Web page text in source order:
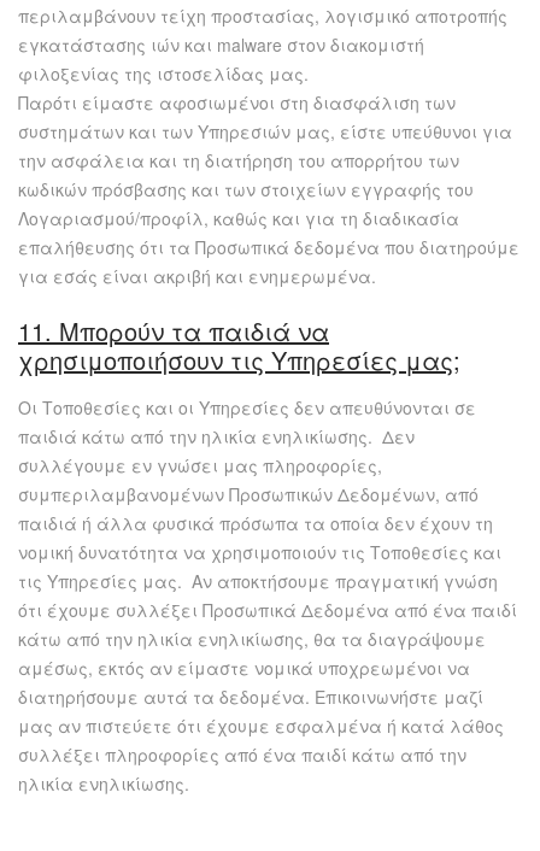
περιλαμβάνουν τείχη προστασίας, λογισμικό αποτροπής
εγκατάστασης ιών και malware στον διακομιστή
φιλοξενίας της ιστοσελίδας μας.
Παρότι είμαστε αφοσιωμένοι στη διασφάλιση των
συστημάτων και των Υπηρεσιών μας, είστε υπεύθυνοι για
την ασφάλεια και τη διατήρηση του απορρήτου των
κωδικών πρόσβασης και των στοιχείων εγγραφής του
Λογαριασμού/προφίλ, καθώς και για τη διαδικασία
επαλήθευσης ότι τα Προσωπικά δεδομένα που διατηρούμε
για εσάς είναι ακριβή και ενημερωμένα.
11. Μπορούν τα παιδιά να
χρησιμοποιήσουν τις Υπηρεσίες μας;
Οι Τοποθεσίες και οι Υπηρεσίες δεν απευθύνονται σε
παιδιά κάτω από την ηλικία ενηλικίωσης. Δεν
συλλέγουμε εν γνώσει μας πληροφορίες,
συμπεριλαμβανομένων Προσωπικών Δεδομένων, από
παιδιά ή άλλα φυσικά πρόσωπα τα οποία δεν έχουν τη
νομική δυνατότητα να χρησιμοποιούν τις Τοποθεσίες και
τις Υπηρεσίες μας. Αν αποκτήσουμε πραγματική γνώση
ότι έχουμε συλλέξει Προσωπικά Δεδομένα από ένα παιδί
κάτω από την ηλικία ενηλικίωσης, θα τα διαγράψουμε
αμέσως, εκτός αν είμαστε νομικά υποχρεωμένοι να
διατηρήσουμε αυτά τα δεδομένα. Επικοινωνήστε μαζί
μας αν πιστεύετε ότι έχουμε εσφαλμένα ή κατά λάθος
συλλέξει πληροφορίες από ένα παιδί κάτω από την
ηλικία ενηλικίωσης.